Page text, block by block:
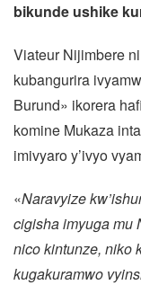
bikunde ushike
Viateur Nijimbere
kubangurira
Burund» ikorera
komine Mukaza
imivyaro y’ivyo
«Naravyize
cigisha imyuga mu
nico kintunze, niko
kugakuramwo